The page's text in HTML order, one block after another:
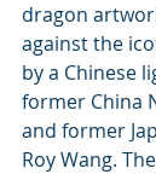
dragon
against the
by a Chinese
former China
and former
Roy Wang.